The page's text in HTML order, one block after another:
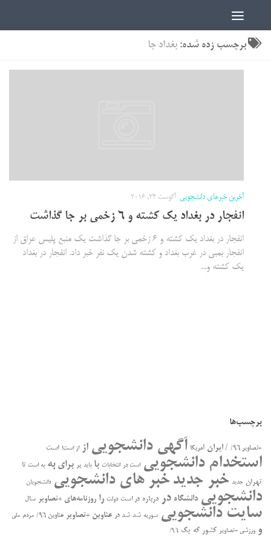
برچسب زده شده:بغداد جا
آخرین خبرهای دانشجویی آگوست 24, 2016
انفجار در بغداد یک کشته و ۶ زخمی بر جا گذاشت
انفجار در بغداد یک کشته و ۶ زخمی بر جا گذاشت یک منبع پلیس عراق از
انفجار بمبی در غرب بغداد و کشته شدن یک نفر خبر داد. انفجار در بغداد
یک کشته و...
برچسب‌ها
+تصاویر ۹۶/ / ایران آمریکا آگهی دانشجویی از از است! است
استخدام دانشجویی است در انتخابات با باید بر برای به به است تا
تهران جدید خبر جدیدخبر های دانشجویی دانشجویان
دانشجویی دانشگاه در درباره در ﺍﺳﺖ دولت را روزنامه‌های +تصاویر سال
سایت دانشجویی سوریه شد شد در عناوین +تصاویر عناوین ۹۶/ مردم ملی
ورزشی +تصاویر کشور که یک ۹۶/